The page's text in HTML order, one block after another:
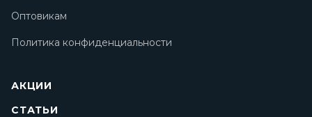
Оптовикам
Политика конфиденциальности
АКЦИИ
СТАТЬИ